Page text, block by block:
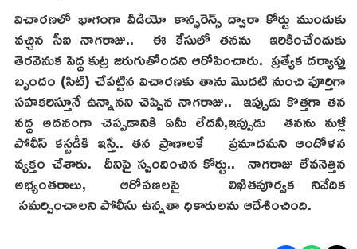
విచారణలో భాగంగా వీడియో కాన్ఫరెన్స్ ద్వారా కోర్టు ముందుకు
వచ్చిన సీఐ నాగరాజు.. ఈ కేసులో తనను ఇరికించేందుకు
తెరవెనుక పెద్ద కుట్ర జరుగుతోందని ఆరోపించారు. ప్రత్యేక దర్యాప్తు
బృందం (సిట్) చేపట్టిన విచారణకు తాను మొదటి నుంచి పూర్తిగా
సహకరిస్తూనే ఉన్నానని చెప్పిన నాగరాజు.. ఇప్పుడు కొత్తగా తన
వద్ద అదనంగా చెప్పడానికి ఏమీ లేదనీ,ఇప్పుడు తనను మళ్లీ
పోలీస్ కస్టడీకి ఇస్తే.. తన ప్రాణాలకే ప్రమాదమని ఆందోళన
వ్యక్తం చేశారు. దీనిపై స్పందించిన కోర్టు.. నాగరాజు లేవనెత్తిన
అభ్యంతరాలు, ఆరోపణలపై లిఖితపూర్వక నివేదిక
సమర్పించాలని పోలీసు ఉన్నతా ధికారులను ఆదేశించింది.